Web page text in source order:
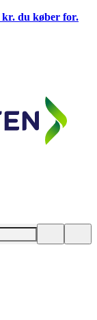
du køber for.